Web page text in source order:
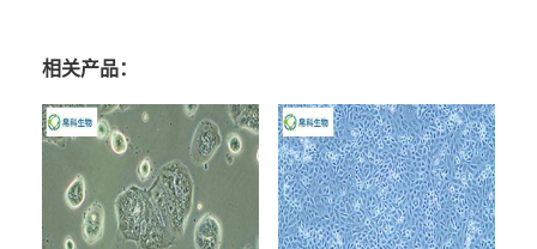
相关产品：